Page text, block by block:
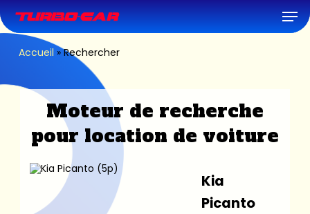
to
main
content
Accueil »Rechercher
Moteur de recherche
pour location de voiture
Kia
Picanto